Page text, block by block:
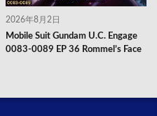
2026年8月2日
Mobile Suit Gundam U.C. Engage
0083-0089 EP 36 Rommel’s Face